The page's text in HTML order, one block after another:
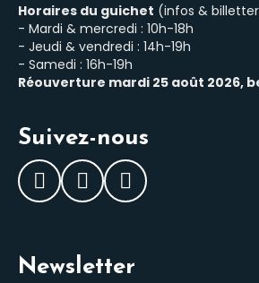
Horaires du guichet (infos &
- Mardi & mercredi : 10h-18h
- Jeudi & vendredi : 14h-19h
- Samedi : 16h-19h
Réouverture mardi 25 août 2026,
Suivez-nous
Facebook
InstagramLinkedIn
Newsletter